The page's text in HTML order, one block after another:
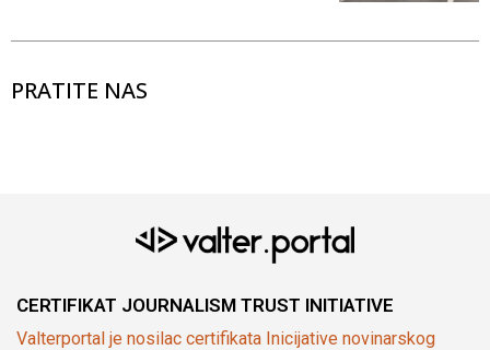
PRATITE NAS
CERTIFIKAT JOURNALISM TRUST INITIATIVE
Valterportal je nosilac certifikata Inicijative novinarskog